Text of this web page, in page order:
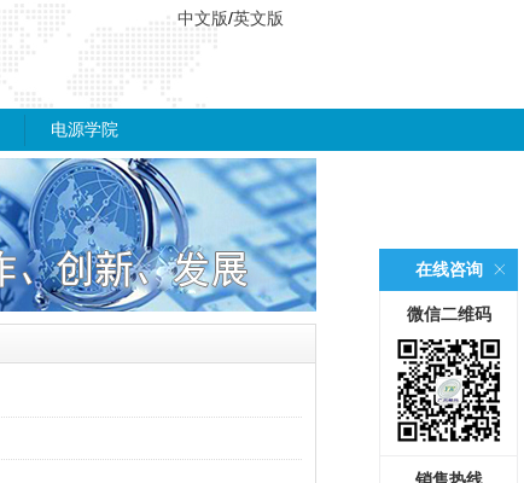
中文版/英文版
电源学院
在线咨询
微信二维码